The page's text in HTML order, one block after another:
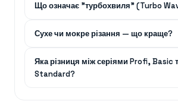
Що означає "турбохвиля" (Turbo
Сухе чи мокре різання — що краще?
Яка різниця між серіями Profi, Basic
Standard?